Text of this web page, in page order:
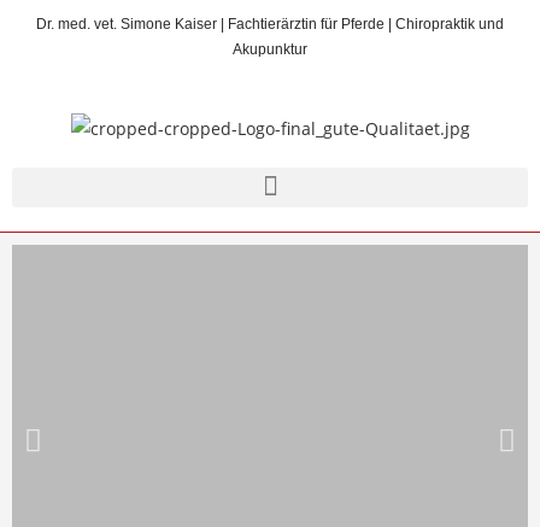
Dr. med. vet. Simone Kaiser | Fachtierärztin für Pferde | Chiropraktik und
Akupunktur